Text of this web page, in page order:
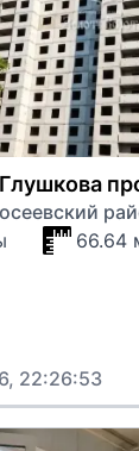
66.64
22:26:53